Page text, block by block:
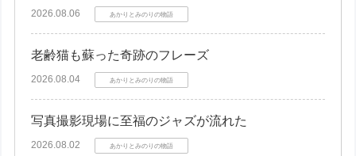
2026.08.06 あかりとみのりの物語
老齢猫も蘇った奇跡のフレーズ
2026.08.04 あかりとみのりの物語
写真撮影現場に至福のジャズが流れた
2026.08.02 あかりとみのりの物語